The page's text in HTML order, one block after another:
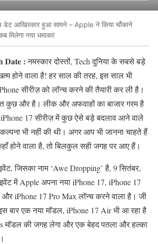
डेट आखिरकार हुआ सामने – Apple ने किया चौंकाने
मिलेगा नया धमाका!
Date :नमस्कार दोस्तों, Tech दुनिया के सबसे बड़े
होने वाला है! हर साल की तरह, इस साल भी
सीरीज़ को लॉन्च करने की तैयारी कर ली है।
कुछ और है। लीक और अफवाहों का बाजार गरम है
17 सीरीज़ में कुछ ऐसे बड़े बदलाव आने वाले
भी नहीं की थी। अगर आप भी जानना चाहते हैं
होने वाला है, तो बिलकुल सही जगह पर आए हैं।
जिसका नाम ‘Awe Dropping’ है, 9 सितंबर,
में Apple अपना नया iPhone 17, iPhone 17
iPhone 17 Pro Max लॉन्च करने वाला है। जी
बार एक नया मॉडल, iPhone 17 Air भी आ रहा है
मॉडल की जगह लेगा और एक बेहद पतला और हल्का